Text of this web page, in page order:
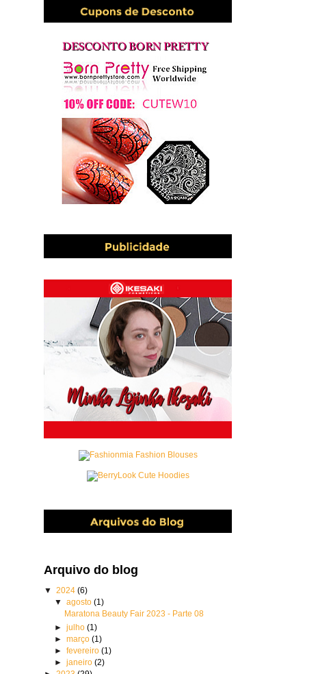
Arquivo do blog
▼2024(6)
▼ agosto (1)
Maratona Beauty Fair 2023 - Parte 08
► julho (1)
► março (1)
► fevereiro (1)
► janeiro (2)